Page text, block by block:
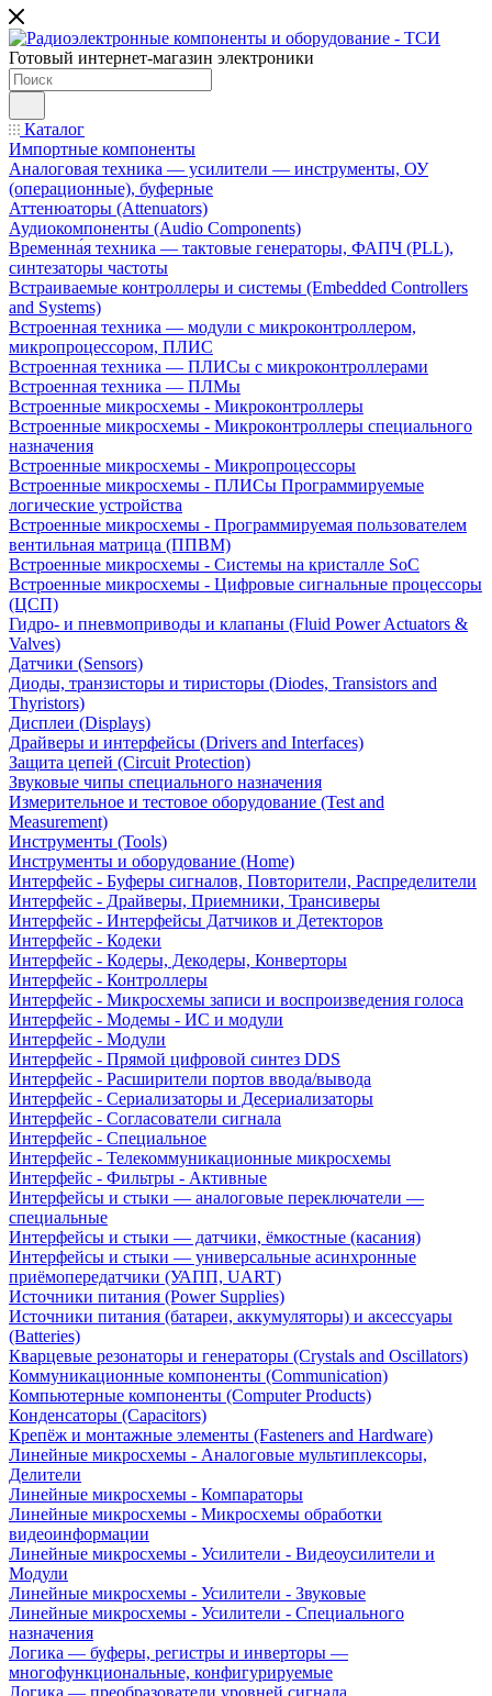
Готовый интернет-магазин электроники
Каталог
Импортные компоненты
Аналоговая техника — усилители — инструменты, ОУ
(операционные), буферные
Аттенюаторы (Attenuators)
Аудиокомпоненты (Audio Components)
Временна́я техника — тактовые генераторы, ФАПЧ (PLL),
синтезаторы частоты
Встраиваемые контроллеры и системы (Embedded Controllers
and Systems)
Встроенная техника — модули с микроконтроллером,
микропроцессором, ПЛИС
Встроенная техника — ПЛИСы с микроконтроллерами
Встроенная техника — ПЛМы
Встроенные микросхемы - Микроконтроллеры
Встроенные микросхемы - Микроконтроллеры специального
назначения
Встроенные микросхемы - Микропроцессоры
Встроенные микросхемы - ПЛИСы Программируемые
логические устройства
Встроенные микросхемы - Программируемая пользователем
вентильная матрица (ППВМ)
Встроенные микросхемы - Системы на кристалле SoC
Встроенные микросхемы - Цифровые сигнальные процессоры
(ЦСП)
Гидро- и пневмоприводы и клапаны (Fluid Power Actuators &
Valves)
Датчики (Sensors)
Диоды, транзисторы и тиристоры (Diodes, Transistors and
Thyristors)
Дисплеи (Displays)
Драйверы и интерфейсы (Drivers and Interfaces)
Защита цепей (Circuit Protection)
Звуковые чипы специального назначения
Измерительное и тестовое оборудование (Test and
Measurement)
Инструменты (Tools)
Инструменты и оборудование (Home)
Интерфейс - Буферы сигналов, Повторители, Распределители
Интерфейс - Драйверы, Приемники, Трансиверы
Интерфейс - Интерфейсы Датчиков и Детекторов
Интерфейс - Кодеки
Интерфейс - Кодеры, Декодеры, Конверторы
Интерфейс - Контроллеры
Интерфейс - Микросхемы записи и воспроизведения голоса
Интерфейс - Модемы - ИС и модули
Интерфейс - Модули
Интерфейс - Прямой цифровой синтез DDS
Интерфейс - Расширители портов ввода/вывода
Интерфейс - Сериализаторы и Десериализаторы
Интерфейс - Согласователи сигнала
Интерфейс - Специальное
Интерфейс - Телекоммуникационные микросхемы
Интерфейс - Фильтры - Активные
Интерфейсы и стыки — аналоговые переключатели —
специальные
Интерфейсы и стыки — датчики, ёмкостные (касания)
Интерфейсы и стыки — универсальные асинхронные
приёмопередатчики (УАПП, UART)
Источники питания (Power Supplies)
Источники питания (батареи, аккумуляторы) и аксессуары
(Batteries)
Кварцевые резонаторы и генераторы (Crystals and Oscillators)
Коммуникационные компоненты (Communication)
Компьютерные компоненты (Computer Products)
Конденсаторы (Capacitors)
Крепёж и монтажные элементы (Fasteners and Hardware)
Линейные микросхемы - Аналоговые мультиплексоры,
Делители
Линейные микросхемы - Компараторы
Линейные микросхемы - Микросхемы обработки
видеоинформации
Линейные микросхемы - Усилители - Видеоусилители и
Модули
Линейные микросхемы - Усилители - Звуковые
Линейные микросхемы - Усилители - Специального
назначения
Логика — буферы, регистры и инверторы —
многофункциональные, конфигурируемые
Логика — преобразователи уровней сигнала